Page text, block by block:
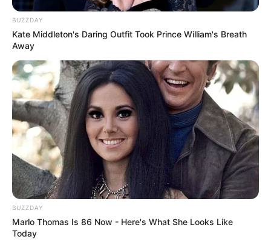
BUZZDAY
Kate Middleton's Daring Outfit Took Prince William's Breath
Away
BUZZDAY
Marlo Thomas Is 86 Now - Here's What She Looks Like
Today